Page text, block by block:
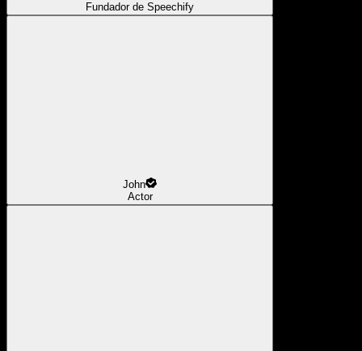
Fundador de Speechify
John
Actor